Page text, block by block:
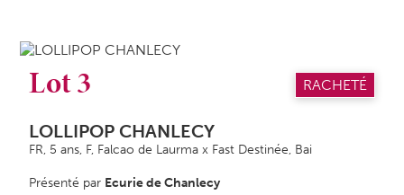
Lot 3 RACHETÉ
LOLLIPOP CHANLECY
FR, 5 ans, F, Falcao de Laurma x Fast Destinée, Bai
Présenté par Ecurie de Chanlecy